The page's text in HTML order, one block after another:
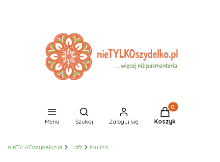
Menu
Otwórz wyszukiwarkę
Szukaj Zaloguj się
Produkty w
Koszyk
nieTYLKOszydelko.pl Haft Mulina